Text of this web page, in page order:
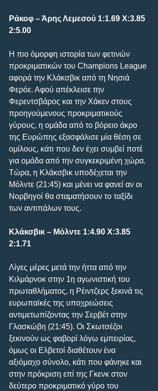
Ράκοφ – Άρης Λεμεσού 1:1.69 Χ:3.85
2:5.00
Η πιο όμορφη ιστορία των φετινών
προκριματικών του Champions League
αφορά την Κλάκσβικ από τη Νησιά
Φερόε. Αφού απέκλεισε την
Φερεντσβάρος και την Χάκεν στους
προηγούμενους προκριματικούς
γύρους, η ομάδα από το βόρειο άκρο
της Ευρώπης εξασφάλισε μία θέση σε
ομίλους, κάτι που δεν έχει συμβεί ποτέ
για ομάδα από την συγκεκριμένη χώρα.
Τώρα, η Κλάκσβικ υποδέχεται την
Μόλντε (21:45) και μένει να φανεί αν οι
Νορβηγοί θα σταματήσουν το ταξίδι
των αντιπάλων τους.
Κλάκσβικ – Μόλντε 1:4.90 Χ:3.85
2:1.71
Λίγες μέρες μετά την ήττα από την
Κιλμάρνοκ στην 1η αγωνιστική του
πρωταθλήματος, η Ρέιντζερς ξεκινά τις
ευρωπαϊκές της υποχρεώσεις
αντιμετωπίζοντας την Σερβέτ στην
Γλασκώβη (21:45). Οι Σκωτσέζοι
ξεκινούν ως φαβορί λόγω εμπειρίας,
όμως οι Ελβετοί διαθέτουν ένα
αξιόμαχο σύνολο, κάτι που φάνηκε και
στην πρόκριση επί της Γκενκ στον
δεύτερο προκριματικό γύρο του